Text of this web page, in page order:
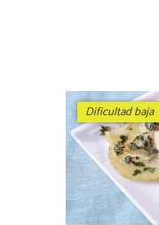
Dificultad baja